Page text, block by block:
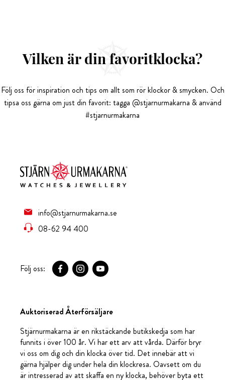
Vilken är din favoritklocka?
Följ oss för inspiration och tips om allt som rör klockor & smycken. Och
tipsa oss gärna om just din favorit: tagga @stjarnurmakarna & använd
#stjarnurmakarna
info@stjarnurmakarna.se
08-62 94 400
Följ oss:
Auktoriserad Återförsäljare
Stjärnurmakarna är en rikstäckande butikskedja som har
funnits i över 100 år. Vi har ett arv att vårda. Därför bryr
vi oss om dig och din klocka över tid. Det innebär att vi
gärna hjälper dig under hela din klockresa. Oavsett om du
är intresserad av att skaffa en ny klocka, behöver byta ett